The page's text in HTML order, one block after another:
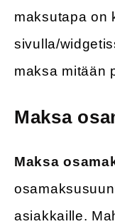
maksutapa on
sivulla/
maksa mitään
Maksa
Maksa
asiakkaille.